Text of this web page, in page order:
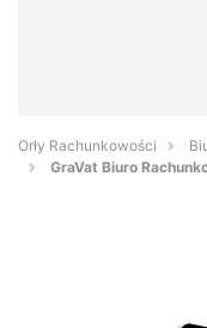
Orły Rachunkowości
GraVat Biuro